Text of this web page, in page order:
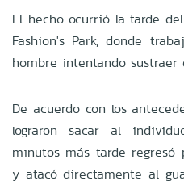
El hecho ocurrió la tarde
Fashion's Park, donde
hombre intentando sustraer
De acuerdo con los
lograron sacar al
minutos más tarde
y atacó directamente al